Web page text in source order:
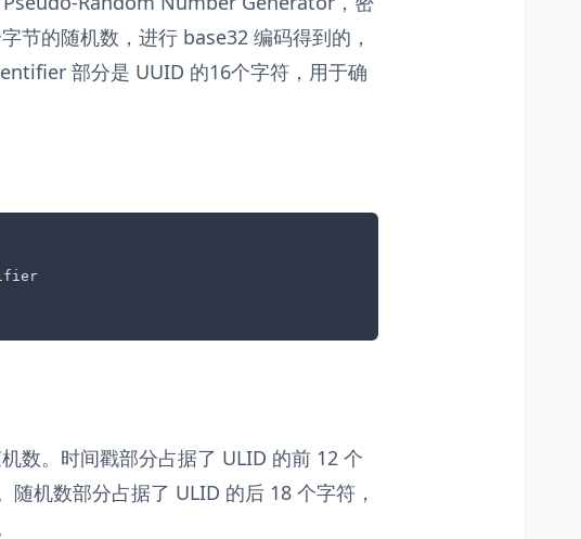
节的随机数，进行 base32 编码得到的，
部分是 UUID 的16个字符，用于确
数。时间戳部分占据了 ULID 的前 12 个
机数部分占据了 ULID 的后 18 个字符，